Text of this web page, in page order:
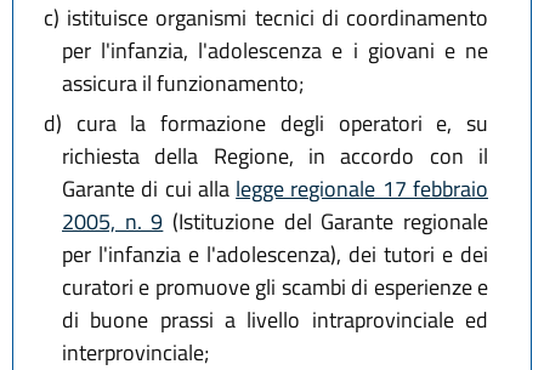
c) istituisce organismi tecnici di coordinamento
per l'infanzia, l'adolescenza e i giovani e ne
assicura il funzionamento;
d) cura la formazione degli operatori e, su
richiesta della Regione, in accordo con il
Garante di cui alla legge regionale 17 febbraio
2005, n. 9 (Istituzione del Garante regionale
per l'infanzia e l'adolescenza), dei tutori e dei
curatori e promuove gli scambi di esperienze e
di buone prassi a livello intraprovinciale ed
interprovinciale;